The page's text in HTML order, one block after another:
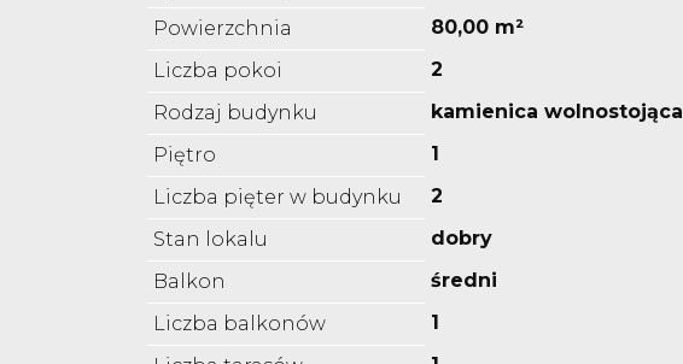
Powierzchnia
80,00 m²
Liczba pokoi
2
Rodzaj budynku
kamienica wolnostojąca
Piętro
1
Liczba pięter w budynku
2
Stan lokalu
dobry
Balkon
średni
Liczba balkonów
1